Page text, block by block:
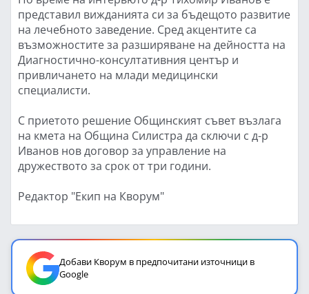
представил вижданията си за бъдещото развитие
на лечебното заведение. Сред акцентите са
възможностите за разширяване на дейността на
Диагностично-консултативния център и
привличането на млади медицински
специалисти.
С приетото решение Общинският съвет възлага
на кмета на Община Силистра да сключи с д-р
Иванов нов договор за управление на
дружеството за срок от три години.
Редактор "Екип на Кворум"
Добави Кворум в предпочитани източници в
Google